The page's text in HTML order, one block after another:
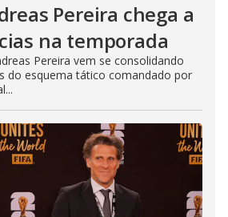
Pereira chega a
na temporada
Pereira vem se consolidando
do esquema tático comandado por